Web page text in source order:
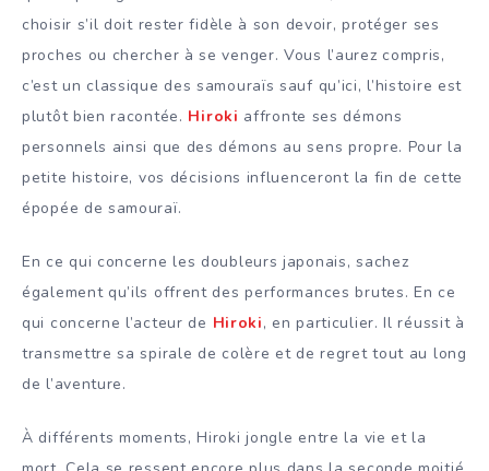
choisir s’il doit rester fidèle à son devoir, protéger ses
proches ou chercher à se venger. Vous l’aurez compris,
c’est un classique des samouraïs sauf qu’ici, l’histoire est
plutôt bien racontée. Hiroki affronte ses démons
personnels ainsi que des démons au sens propre. Pour la
petite histoire, vos décisions influenceront la fin de cette
épopée de samouraï.
En ce qui concerne les doubleurs japonais, sachez
également qu’ils offrent des performances brutes. En ce
qui concerne l’acteur de Hiroki, en particulier. Il réussit à
transmettre sa spirale de colère et de regret tout au long
de l’aventure.
À différents moments, Hiroki jongle entre la vie et la